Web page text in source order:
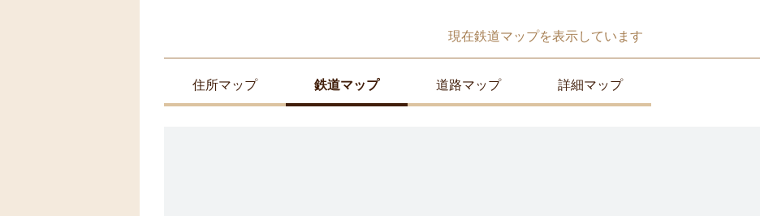
現在鉄道マップを表示しています
住所マップ 鉄道マップ 道路マップ 詳細マップ